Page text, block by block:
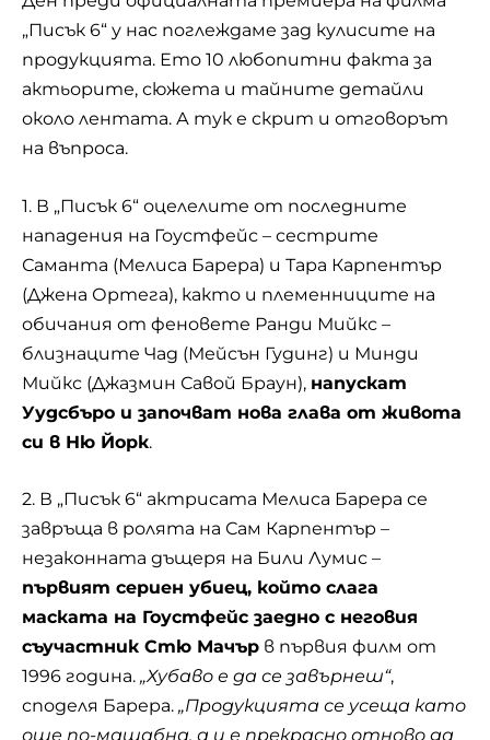
„Писък 6“ у нас поглеждаме зад кулисите на
продукцията. Ето 10 любопитни факта за
актьорите, сюжета и тайните детайли
около лентата. А тук е скрит и отговорът
на въпроса.
1. В „Писък 6“ оцелелите от последните
нападения на Гоустфейс – сестрите
Саманта (Мелиса Барера) и Тара Карпентър
(Джена Ортега), както и племенниците на
обичания от феновете Ранди Мийкс –
близнаците Чад (Мейсън Гудинг) и Минди
Мийкс (Джазмин Савой Браун), напускат
Уудсбъро и започват нова глава от живота
си в Ню Йорк.
2. В „Писък 6“ актрисата Мелиса Барера се
завръща в ролята на Сам Карпентър –
незаконната дъщеря на Били Лумис –
първият сериен убиец, който слага
маската на Гоустфейс заедно с неговия
съучастник Стю Мачър в първия филм от
1996 година. „Хубаво е да се завърнеш“,
споделя Барера. „Продукцията се усеща като
още по-мащабна, а и е прекрасно отново да